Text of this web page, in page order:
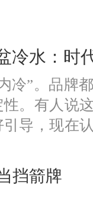
冷水：时
冷”。品牌
。有人说
导，现在
挡箭牌